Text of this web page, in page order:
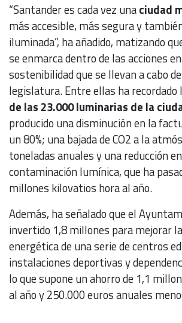
“Santander es cada vez unaciudad
más accesible, más segura y
iluminada”, ha añadido, matizando
se enmarca dentro de las acciones
sostenibilidad que se llevan a cabo
legislatura. Entre ellas ha recordado
de las 23.000 luminarias de la
producido una disminución en la
un 80%; una bajada de CO2 a la
toneladas anuales y una reducción
contaminación lumínica, que ha
millones kilovatios hora al año.
Además, ha señalado que el
invertido 1,8 millones para mejorar
energética de una serie de centros
instalaciones deportivas y
lo que supone un ahorro de 1,1
al año y 250.000 euros anuales